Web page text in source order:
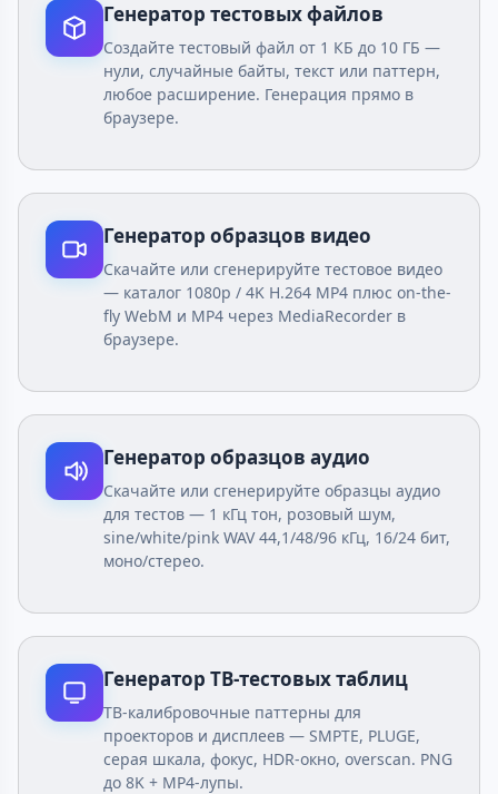
Генератор тестовых файлов
Создайте тестовый файл от 1 КБ до 10 ГБ —
нули, случайные байты, текст или паттерн,
любое расширение. Генерация прямо в
браузере.
Генератор образцов видео
Скачайте или сгенерируйте тестовое видео
— каталог 1080p / 4K H.264 MP4 плюс on-the-
fly WebM и MP4 через MediaRecorder в
браузере.
Генератор образцов аудио
Скачайте или сгенерируйте образцы аудио
для тестов — 1 кГц тон, розовый шум,
sine/white/pink WAV 44,1/48/96 кГц, 16/24 бит,
моно/стерео.
Генератор ТВ-тестовых таблиц
ТВ-калибровочные паттерны для
проекторов и дисплеев — SMPTE, PLUGE,
серая шкала, фокус, HDR-окно, overscan. PNG
до 8K + MP4-лупы.